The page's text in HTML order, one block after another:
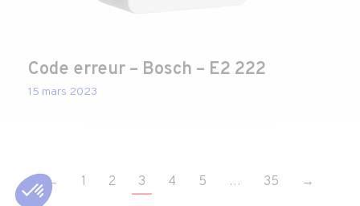
Code erreur – Bosch – E2 222
15 mars 2023
← 1 2 3 4 5 … 35 →